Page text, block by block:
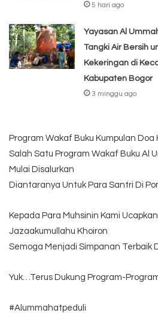
5 hari ago
Yayasan Al
Tangki Air Bersih
Kekeringan di
Kabupaten Bogor
3 minggu ago
Program Wakaf Buku Kumpulan Doa
Salah Satu Program Wakaf Buku Al
Mulai Disalurkan
Diantaranya Untuk Para Santri Di
Kepada Para Muhsinin Kami Ucapkan
Jazaakumullahu Khoiron
Semoga Menjadi Simpanan Terbaik
Yuk…Terus Dukung Program-
#Alummahatpeduli